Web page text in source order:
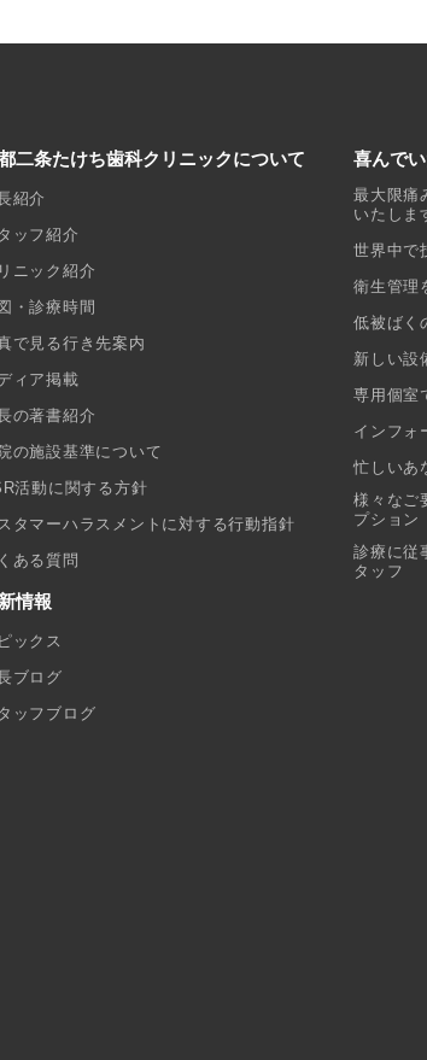
二条たけち歯科クリニックについて
紹介
ッフ紹介
ニック紹介
・診療時間
で見る行き先案内
ィア掲載
の著書紹介
の施設基準について
活動に関する方針
タマーハラスメントに対する行動指針
ある質問
情報
ックス
ブログ
ッフブログ
喜んで
最大限痛
いたしま
世界中で
衛生管理
低被ばく
新しい設
専用個室
インフォ
忙しいあ
様々なご
プション
診療に従
タッフ